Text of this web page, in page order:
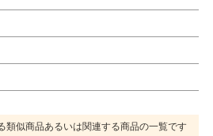
類似商品あるいは関連する商品の一覧です